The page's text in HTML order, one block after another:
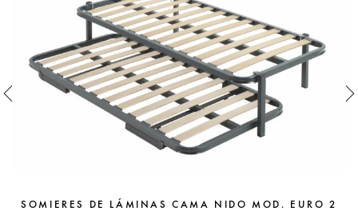
SOMIERES DE LÁMINAS CAMA NIDO MOD. EURO 2